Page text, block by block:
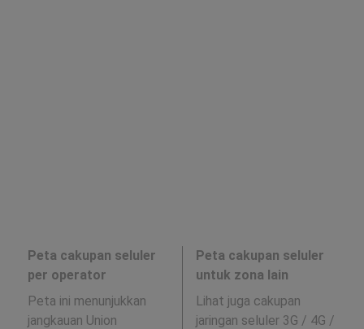
Peta cakupan seluler
per operator
Peta ini menunjukkan
jangkauan Union
Peta cakupan seluler
untuk zona lain
Lihat juga cakupan
jaringan seluler 3G / 4G /